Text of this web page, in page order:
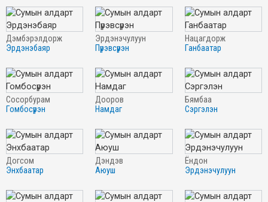
дэмбэрэлдорж
эрдэнэбаяр
эрдэнэчулуун
пүрэвсүрэн
нацагдорж
ганбаатар
сосорбурам
гомбосүрэн
дооров
намдаг
бямбаа
сэргэлэн
догсом
энхбаатар
дэндэв
аюуш
ёндон
эрдэнэчулуун